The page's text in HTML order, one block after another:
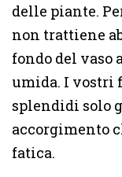
delle piante.
non trattiene
fondo del vaso
umida. I vostri
splendidi solo
accorgimento
fatica.